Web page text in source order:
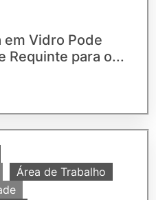
em Vidro Pode
Requinte para o...
Área de Trabalho